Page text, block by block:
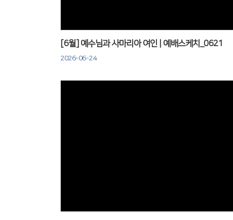
[6월] 예수님과 사마리아 여인 | 예배스케치_0621
2026-06-24